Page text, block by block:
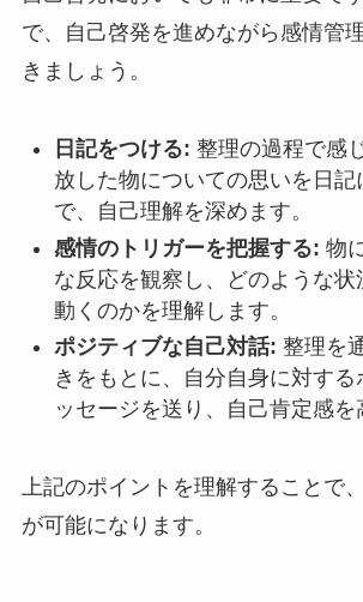
で、自己啓発を進めながら感情管
きましょう。
日記をつける: 整理の過程で感
放した物についての思いを日記
で、自己理解を深めます。
感情のトリガーを把握する: 物
な反応を観察し、どのような
動くのかを理解します。
ポジティブな自己対話: 整理を
きをもとに、自分自身に対する
ッセージを送り、自己肯定感を
上記のポイントを理解することで
が可能になります。